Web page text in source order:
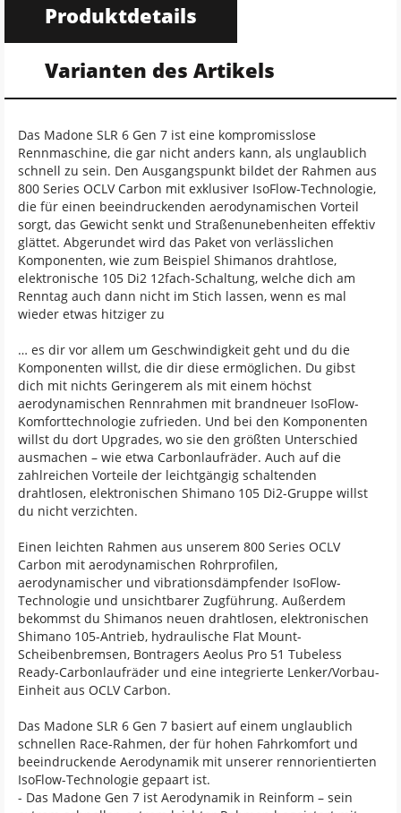
Produktdetails
Varianten des Artikels
Das Madone SLR 6 Gen 7 ist eine kompromisslose
Rennmaschine, die gar nicht anders kann, als unglaublich
schnell zu sein. Den Ausgangspunkt bildet der Rahmen aus
800 Series OCLV Carbon mit exklusiver IsoFlow-Technologie,
die für einen beeindruckenden aerodynamischen Vorteil
sorgt, das Gewicht senkt und Straßenunebenheiten effektiv
glättet. Abgerundet wird das Paket von verlässlichen
Komponenten, wie zum Beispiel Shimanos drahtlose,
elektronische 105 Di2 12fach-Schaltung, welche dich am
Renntag auch dann nicht im Stich lassen, wenn es mal
wieder etwas hitziger zu
… es dir vor allem um Geschwindigkeit geht und du die
Komponenten willst, die dir diese ermöglichen. Du gibst
dich mit nichts Geringerem als mit einem höchst
aerodynamischen Rennrahmen mit brandneuer IsoFlow-
Komforttechnologie zufrieden. Und bei den Komponenten
willst du dort Upgrades, wo sie den größten Unterschied
ausmachen – wie etwa Carbonlaufräder. Auch auf die
zahlreichen Vorteile der leichtgängig schaltenden
drahtlosen, elektronischen Shimano 105 Di2-Gruppe willst
du nicht verzichten.
Einen leichten Rahmen aus unserem 800 Series OCLV
Carbon mit aerodynamischen Rohrprofilen,
aerodynamischer und vibrationsdämpfender IsoFlow-
Technologie und unsichtbarer Zugführung. Außerdem
bekommst du Shimanos neuen drahtlosen, elektronischen
Shimano 105-Antrieb, hydraulische Flat Mount-
Scheibenbremsen, Bontragers Aeolus Pro 51 Tubeless
Ready-Carbonlaufräder und eine integrierte Lenker/Vorbau-
Einheit aus OCLV Carbon.
Das Madone SLR 6 Gen 7 basiert auf einem unglaublich
schnellen Race-Rahmen, der für hohen Fahrkomfort und
beeindruckende Aerodynamik mit unserer rennorientierten
IsoFlow-Technologie gepaart ist.
- Das Madone Gen 7 ist Aerodynamik in Reinform – sein